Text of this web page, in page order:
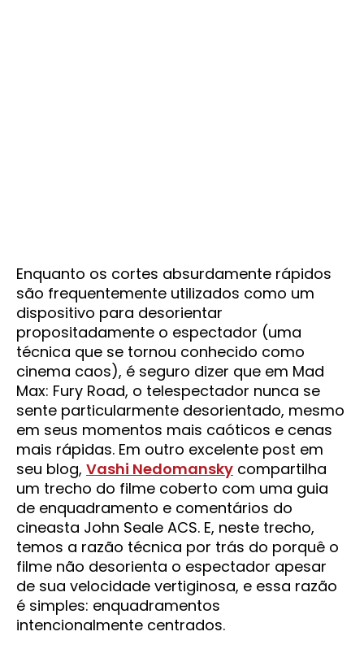
Enquanto os cortes absurdamente rápidos
são frequentemente utilizados como um
dispositivo para desorientar
propositadamente o espectador (uma
técnica que se tornou conhecido como
cinema caos), é seguro dizer que em Mad
Max: Fury Road, o telespectador nunca se
sente particularmente desorientado, mesmo
em seus momentos mais caóticos e cenas
mais rápidas. Em outro excelente post em
seu blog, Vashi Nedomansky compartilha
um trecho do filme coberto com uma guia
de enquadramento e comentários do
cineasta John Seale ACS. E, neste trecho,
temos a razão técnica por trás do porquê o
filme não desorienta o espectador apesar
de sua velocidade vertiginosa, e essa razão
é simples: enquadramentos
intencionalmente centrados.